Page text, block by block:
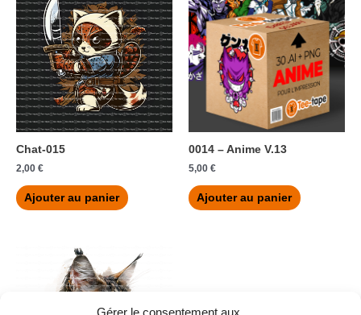
Gérer le consentement aux
Chat-015
2,00 €
Ajouter au panier
0014 – Anime V.13
5,00 €
Ajouter au panier